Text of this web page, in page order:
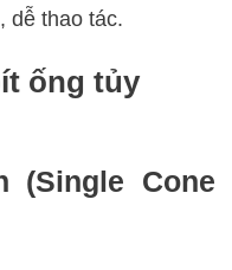
dễ thao tác.
ống tủy
(Single Cone